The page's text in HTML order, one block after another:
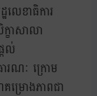
េខាធិការ
ខាសាលា
ល់
រណៈ ក្រោម
ម្រោងភាពជា